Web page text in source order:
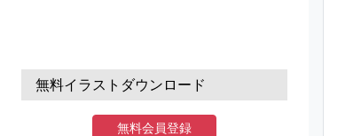
無料イラストダウンロード
無料会員登録